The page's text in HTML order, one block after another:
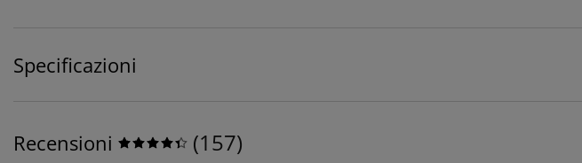
Specificazioni
Recensioni (157)